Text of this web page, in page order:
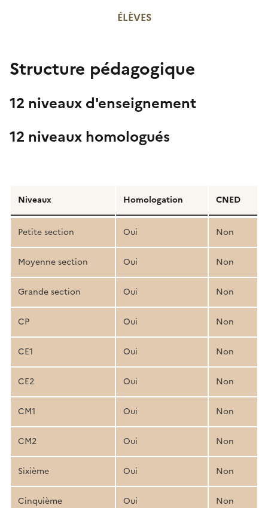
ÉLÈVES
Structure pédagogique
12 niveaux d'enseignement
12 niveaux homologués
de
la
structure
pédagogique
Niveaux Homologation CNED
Petite section Oui Non
Moyenne section Oui Non
Grande section Oui Non
CP Oui Non
CE1 Oui Non
CE2 Oui Non
CM1 Oui Non
CM2 Oui Non
Sixième Oui Non
Cinquième Oui Non